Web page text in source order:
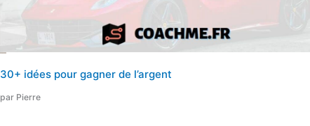
30+ idées pour gagner de l’argent
par Pierre